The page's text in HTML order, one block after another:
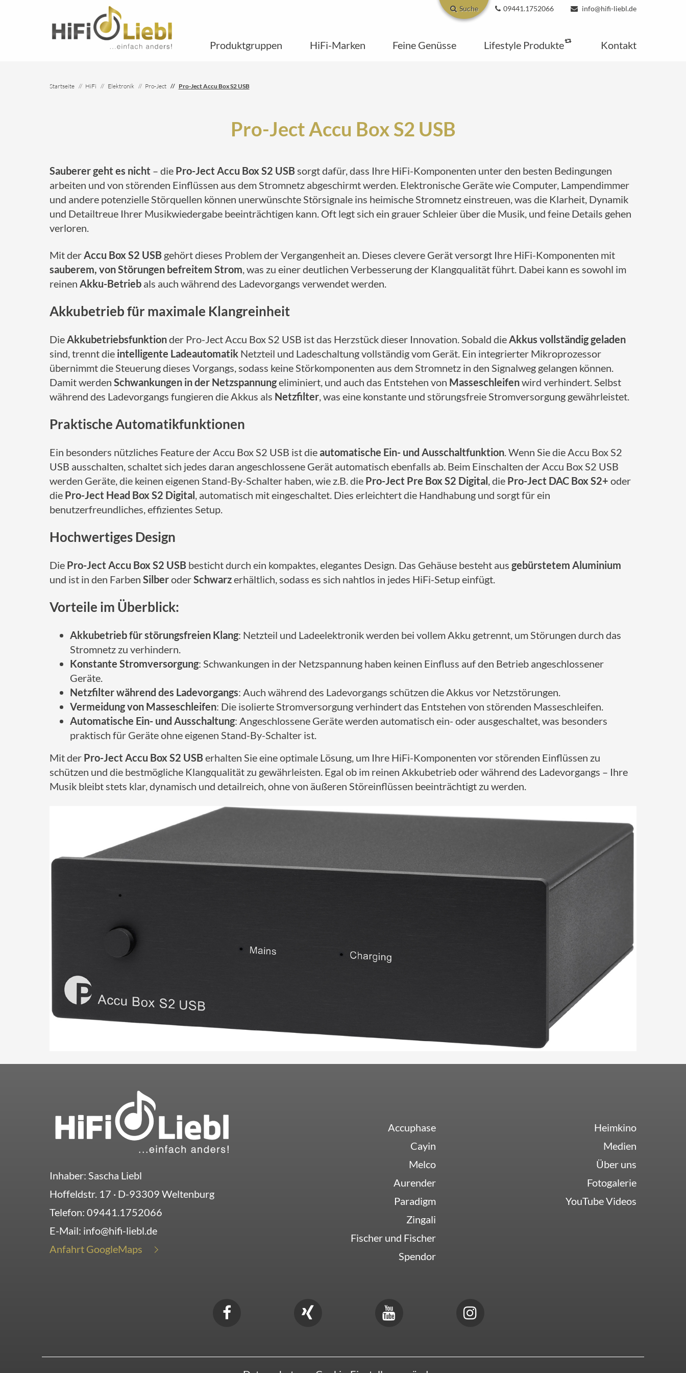
Suche 09441.1752066 info@hifi-liebl.de
Produktgruppen HiFi-Marken Feine Genüsse Lifestyle Produkte Kontakt
Startseite HiFi Elektronik Pro-Ject Pro-Ject Accu Box S2 USB
Pro-Ject Accu Box S2 USB
Sauberer geht es nicht – die Pro-Ject Accu Box S2 USBsorgt dafür, dass Ihre HiFi-Komponenten unter den besten Bedingungen
arbeiten und von störenden Einflüssen aus dem Stromnetz abgeschirmt werden. Elektronische Geräte wie Computer, Lampendimmer
und andere potenzielle Störquellen können unerwünschte Störsignale ins heimische Stromnetz einstreuen, was die Klarheit, Dynamik
und Detailtreue Ihrer Musikwiedergabe beeinträchtigen kann. Oft legt sich ein grauer Schleier über die Musik, und feine Details gehen
verloren.
Mit derAccu Box S2 USB gehört dieses Problem der Vergangenheit an. Dieses clevere Gerät versorgt Ihre HiFi-Komponenten mit
sauberem, von Störungen befreitem Strom, was zu einer deutlichen Verbesserung der Klangqualität führt. Dabei kann es sowohl im
reinen Akku-Betrieb als auch während des Ladevorgangs verwendet werden.
Akkubetrieb für maximale Klangreinheit
DieAkkubetriebsfunktionder Pro-Ject Accu Box S2 USB ist das Herzstück dieser Innovation. Sobald dieAkkus vollständig geladen
sind, trennt die intelligente Ladeautomatik Netzteil und Ladeschaltung vollständig vom Gerät. Ein integrierter Mikroprozessor
übernimmt die Steuerung dieses Vorgangs, sodass keine Störkomponenten aus dem Stromnetz in den Signalweg gelangen können.
Damit werden Schwankungen in der Netzspannungeliminiert, und auch das Entstehen von Masseschleifenwird verhindert. Selbst
während des Ladevorgangs fungieren die Akkus als Netzfilter, was eine konstante und störungsfreie Stromversorgung gewährleistet.
Praktische Automatikfunktionen
Ein besonders nützliches Feature der Accu Box S2 USB ist dieautomatische Ein- und Ausschaltfunktion. Wenn Sie die Accu Box S2
USB ausschalten, schaltet sich jedes daran angeschlossene Gerät automatisch ebenfalls ab. Beim Einschalten der Accu Box S2 USB
werden Geräte, die keinen eigenen Stand-By-Schalter haben, wie z.B. die Pro-Ject Pre Box S2 Digital, die Pro-Ject DAC Box S2+ oder
die Pro-Ject Head Box S2 Digital, automatisch mit eingeschaltet. Dies erleichtert die Handhabung und sorgt für ein
benutzerfreundliches, effizientes Setup.
Hochwertiges Design
Die Pro-Ject Accu Box S2 USB besticht durch ein kompaktes, elegantes Design. Das Gehäuse besteht aus gebürstetem Aluminium
und ist in den Farben SilberoderSchwarzerhältlich, sodass es sich nahtlos in jedes HiFi-Setup einfügt.
Vorteile im Überblick:
Akkubetrieb für störungsfreien Klang: Netzteil und Ladeelektronik werden bei vollem Akku getrennt, um Störungen durch das
Stromnetz zu verhindern.
Konstante Stromversorgung: Schwankungen in der Netzspannung haben keinen Einfluss auf den Betrieb angeschlossener
Geräte.
Netzfilter während des Ladevorgangs: Auch während des Ladevorgangs schützen die Akkus vor Netzstörungen.
Vermeidung von Masseschleifen: Die isolierte Stromversorgung verhindert das Entstehen von störenden Masseschleifen.
Automatische Ein- und Ausschaltung: Angeschlossene Geräte werden automatisch ein- oder ausgeschaltet, was besonders
praktisch für Geräte ohne eigenen Stand-By-Schalter ist.
Mit der Pro-Ject Accu Box S2 USBerhalten Sie eine optimale Lösung, um Ihre HiFi-Komponenten vor störenden Einflüssen zu
schützen und die bestmögliche Klangqualität zu gewährleisten. Egal ob im reinen Akkubetrieb oder während des Ladevorgangs – Ihre
Musik bleibt stets klar, dynamisch und detailreich, ohne von äußeren Störeinflüssen beeinträchtigt zu werden.
Inhaber: Sascha Liebl
Hoffeldstr. 17 · D-93309 Weltenburg
Telefon: 09441.1752066
E-Mail: info@hifi-liebl.de
Anfahrt GoogleMaps
Accuphase
Cayin
Melco
Aurender
Paradigm
Zingali
Fischer und Fischer
Spendor
Heimkino
Medien
Über uns
Fotogalerie
YouTube Videos